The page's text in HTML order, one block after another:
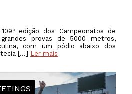
edição dos Campeonatos de
provas de 5000 metros,
com um pódio abaixo dos
[…] Ler mais